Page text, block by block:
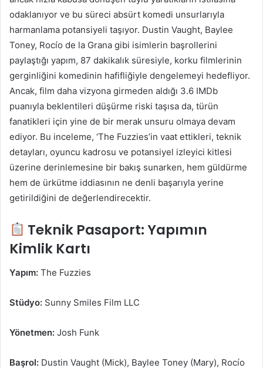
odaklanıyor ve bu süreci absürt komedi unsurlarıyla
harmanlama potansiyeli taşıyor. Dustin Vaught, Baylee
Toney, Rocío de la Grana gibi isimlerin başrollerini
paylaştığı yapım, 87 dakikalık süresiyle, korku filmlerinin
gerginliğini komedinin hafifliğiyle dengelemeyi hedefliyor.
Ancak, film daha vizyona girmeden aldığı 3.6 IMDb
puanıyla beklentileri düşürme riski taşısa da, türün
fanatikleri için yine de bir merak unsuru olmaya devam
ediyor. Bu inceleme, ‘The Fuzzies’in vaat ettikleri, teknik
detayları, oyuncu kadrosu ve potansiyel izleyici kitlesi
üzerine derinlemesine bir bakış sunarken, hem güldürme
hem de ürkütme iddiasının ne denli başarıyla yerine
getirildiğini de değerlendirecektir.
Teknik Pasaport: Yapımın
Kimlik Kartı
Yapım: The Fuzzies
Stüdyo: Sunny Smiles Film LLC
Yönetmen: Josh Funk
Başrol: Dustin Vaught (Mick), Baylee Toney (Mary), Rocío